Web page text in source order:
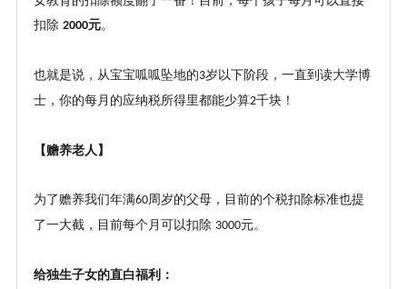
扣除 2000元。
也就是说，从宝宝呱呱坠地的3岁以下阶段，一直到读大学博
士，你的每月的应纳税所得里都能少算2千块！
【赡养老人】
为了赡养我们年满60周岁的父母，目前的个税扣除标准也提
了一大截，目前每个月可以扣除 3000元。
给独生子女的直白福利：